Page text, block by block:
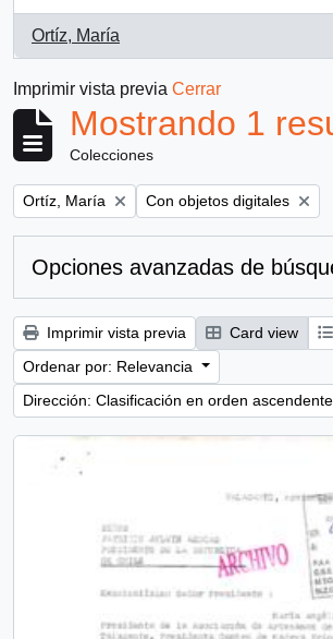
Ortíz, María
, 1 resultados
Imprimir vista previa Cerrar
Mostrando 1
Colecciones
Remove filter:
Ortíz, María Remove filter:
Con objetos digitales
Opciones avanzadas de
Imprimir vista previa Card view
Ordenar por: Relevancia
Dirección: Clasificación en orden ascendente